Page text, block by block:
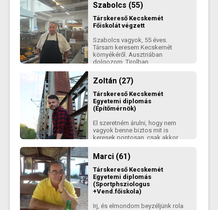
Szabolcs (55)
Társkereső Kecskemét
Főiskolát végzett
Szabolcs vagyok, 55 éves.
Társam keresem Kecskemét
környékéről. Ausztriában
dolgozom, Tirolban.
Zoltán (27)
Társkereső Kecskemét
Egyetemi diplomás
(Építőmérnök)
El szeretném árulni, hogy nem
vagyok benne biztos mit is
keresek pontosan, csak akkor
Azt viszont biztosan allíthatom,
hogy nem szeretném ha
elsőbsorba a chat kötöttségei
között ismerkednénk. Szeretem a
személyes ismerkedést és ez a
kapcsolattartásra is igaz,
remélem ez számodra nem lesz
zavaró.
Marci (61)
Társkereső Kecskemét
Egyetemi diplomás
(Sportphsziologus
+Vend.főiskola)
Irj, és elmondom beyzéljünk rola